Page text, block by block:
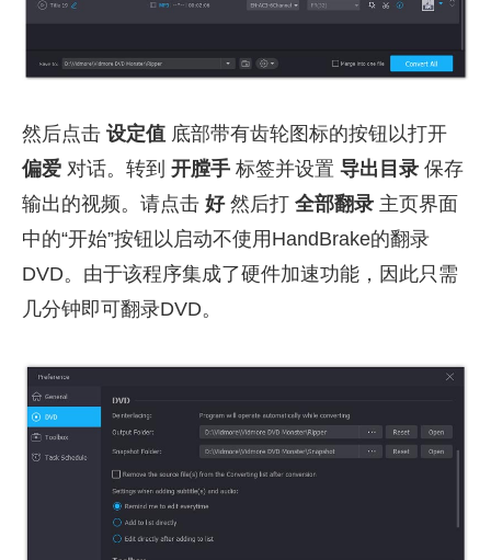
然后点击 设定值 底部带有齿轮图标的按钮以打开
偏爱 对话。转到 开膛手 标签并设置 导出目录 保存
输出的视频。请点击 好然后打 全部翻录 主页界面
中的“开始”按钮以启动不使用HandBrake的翻录
DVD。由于该程序集成了硬件加速功能，因此只需
几分钟即可翻录DVD。